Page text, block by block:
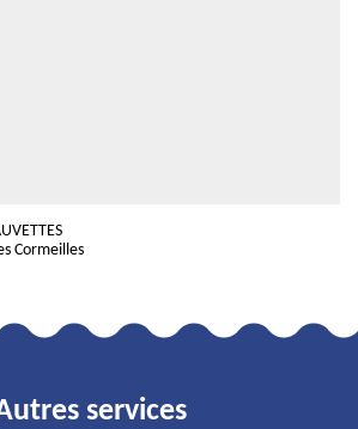
Cormeilles
services